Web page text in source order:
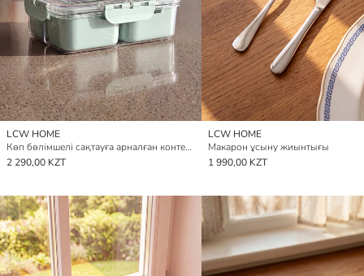
LCW HOME
Көп бөлімшелі сақтауға арналған контейнер
2 290,00 KZT
LCW HOME
Макарон ұсыну жиынтығы
1 990,00 KZT